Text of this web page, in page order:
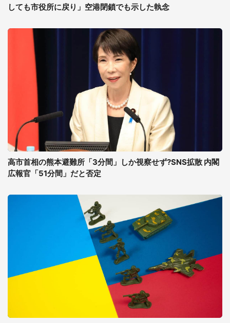
しても市役所に戻り」空港閉鎖でも示した執念
高市首相の熊本避難所「3分間」しか視察せず?SNS拡散 内閣
広報官「51分間」だと否定